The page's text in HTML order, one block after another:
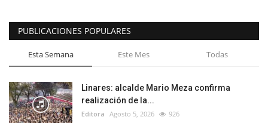
PUBLICACIONES POPULARES
Esta Semana Este Mes Todas
Linares: alcalde Mario Meza confirma
realización de la...
Editora Agosto 5, 2026 926